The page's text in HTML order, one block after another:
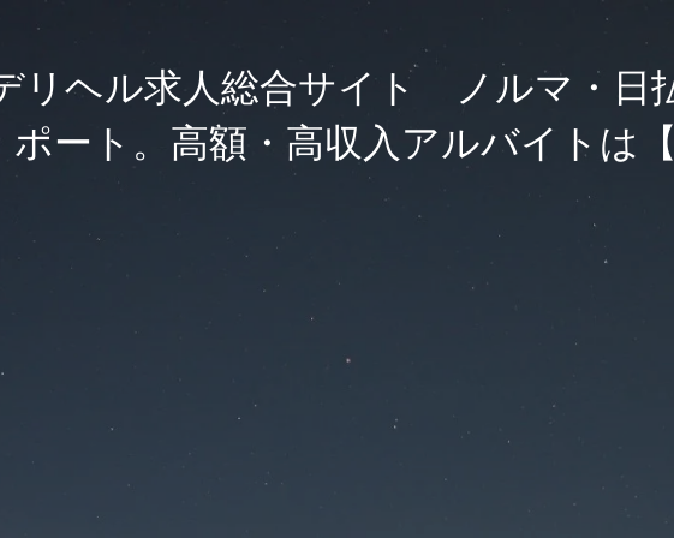
リヘル求人総合サイト ノルマ・日
ポート。高額・高収入アルバイトは【